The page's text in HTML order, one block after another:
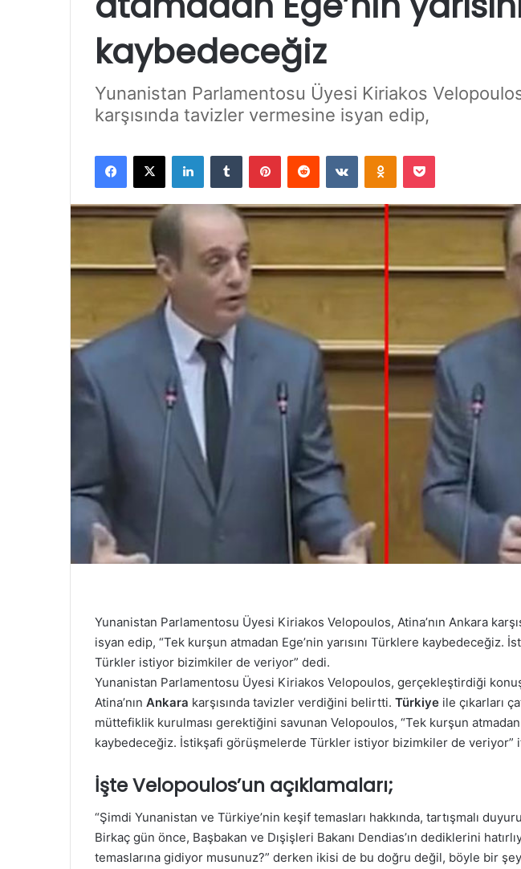
kaybedeceğiz
Yunanistan Parlamentosu Üyesi Kiriakos
karşısında tavizler vermesine isyan edip,
Facebook
X LinkedInTumblr PinterestReddit VKontakteOdnoklassniki
Pocket
Yunanistan Parlamentosu Üyesi Kiriakos Velopoulos, Atina’nın Ankara
isyan edip, “Tek kurşun atmadan Ege’nin yarısını Türklere kaybedeceğiz.
Türkler istiyor bizimkiler de veriyor” dedi.
Yunanistan Parlamentosu Üyesi Kiriakos Velopoulos, gerçekleştirdiği
Atina’nın Ankara karşısında tavizler verdiğini belirtti. Türkiye ile çıkarları
müttefiklik kurulması gerektiğini savunan Velopoulos, “Tek kurşun atmadan
kaybedeceğiz. İstikşafi görüşmelerde Türkler istiyor bizimkiler de veriyor”
İşte Velopoulos’un açıklamaları;
“Şimdi Yunanistan ve Türkiye’nin keşif temasları hakkında, tartışmalı
Birkaç gün önce, Başbakan ve Dışişleri Bakanı Dendias’ın dediklerini
temaslarına gidiyor musunuz?” derken ikisi de bu doğru değil, böyle bir